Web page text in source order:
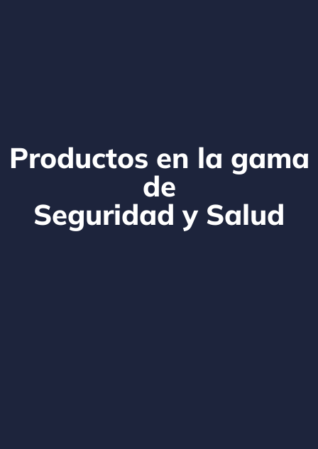
Productos en la gama
de
Seguridad y Salud